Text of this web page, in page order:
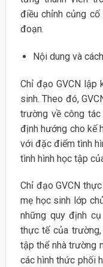
điều chỉnh củng
đoạn.
Nội dung và
Chỉ đạo GVCN lập
sinh. Theo đó,
trường về công
định hướng cho kế
với đặc điểm tình
tình hình học tập
Chỉ đạo GVCN
mẹ học sinh lớp
những quy định
thực tế của
tập thể nhà trường
các hình thức phối